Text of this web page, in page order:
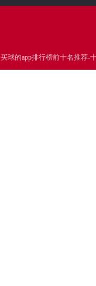
买球的app排行榜前十名推荐-